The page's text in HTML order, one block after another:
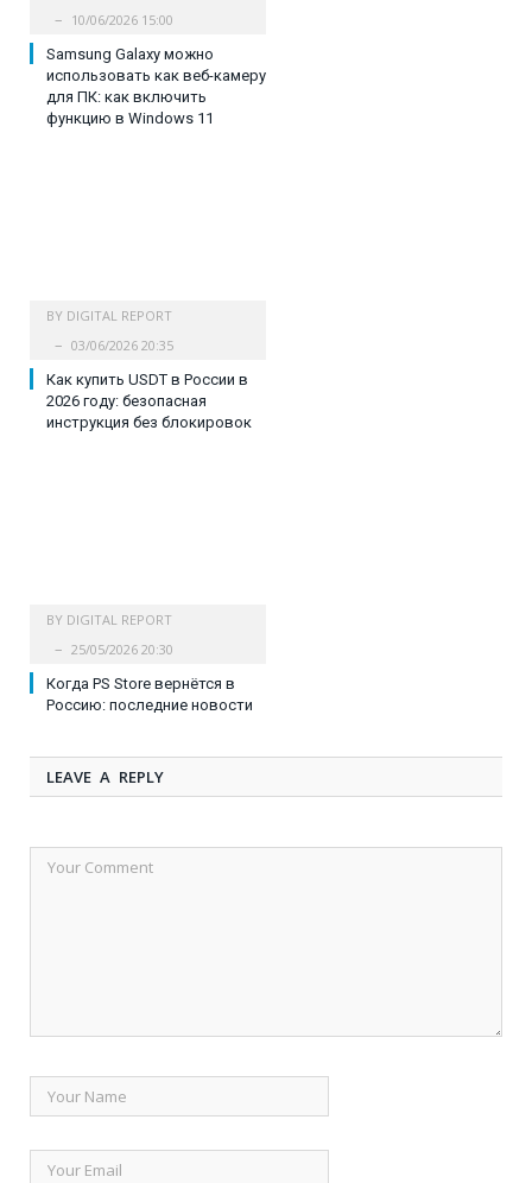
10/06/2026 15:00
Samsung Galaxy можно
использовать как веб-камеру
для ПК: как включить
функцию в Windows 11
BY DIGITAL REPORT
03/06/2026 20:35
Как купить USDT в России в
2026 году: безопасная
инструкция без блокировок
BY DIGITAL REPORT
25/05/2026 20:30
Когда PS Store вернётся в
Россию: последние новости
LEAVE A REPLY